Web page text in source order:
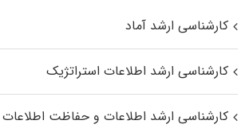
کارشناسی ارشد آماد
کارشناسی ارشد اطلاعات استراتژیک
کارشناسی ارشد اطلاعات و حفاظت اطلاعات